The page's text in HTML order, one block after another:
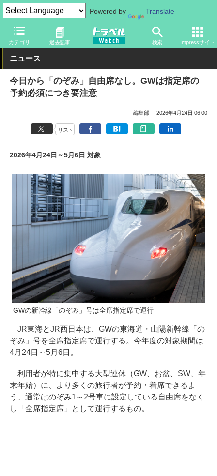
Powered by Translate
カテゴリ 過去記事 検索 Impressサイト
トラベル Watch 企業・政府・官庁 鉄道 JR
ニュース
今日から「のぞみ」自由席なし。GWは指定席の
予約必須につき要注意
編集部 2026年4月24日 06:00
リスト
2026年4月24日～5月6日 対象
GWの新幹線「のぞみ」号は全席指定席で運行
JR東海とJR西日本は、GWの東海道・山陽新幹線「の
ぞみ」号を全席指定席で運行する。今年度の対象期間は
4月24日～5月6日。
利用者が特に集中する大型連休（GW、お盆、SW、年
末年始）に、より多くの旅行者が予約・着席できるよ
う、通常はのぞみ1～2号車に設定している自由席をなく
し「全席指定席」として運行するもの。